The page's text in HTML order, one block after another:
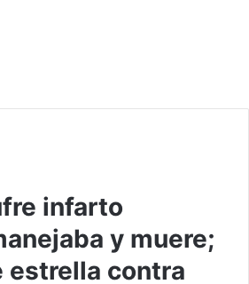
infarto
y muere;
estrella contra